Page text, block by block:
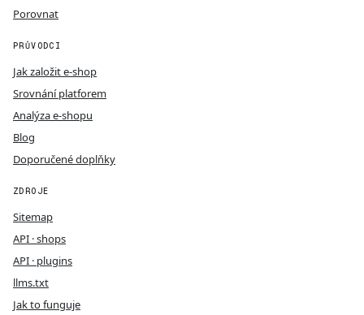
Porovnat
PRŮVODCI
Jak založit e-shop
Srovnání platforem
Analýza e-shopu
Blog
Doporučené doplňky
ZDROJE
Sitemap
API · shops
API · plugins
llms.txt
Jak to funguje